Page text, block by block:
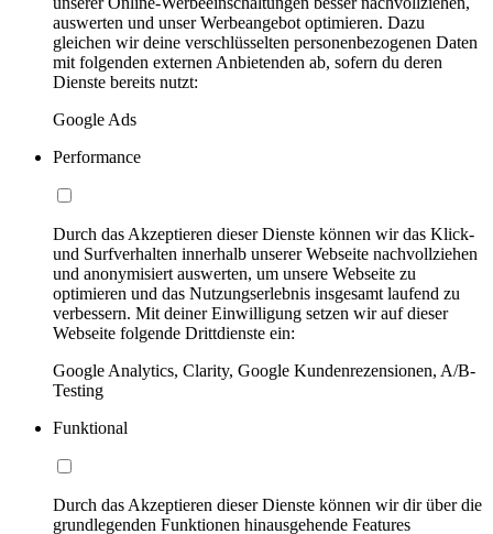
auswerten und unser Werbeangebot optimieren. Dazu
gleichen wir deine verschlüsselten personenbezogenen Daten
mit folgenden externen Anbietenden ab, sofern du deren
Dienste bereits nutzt:
Google Ads
Performance
Durch das Akzeptieren dieser Dienste können wir das Klick-
und Surfverhalten innerhalb unserer Webseite nachvollziehen
und anonymisiert auswerten, um unsere Webseite zu
optimieren und das Nutzungserlebnis insgesamt laufend zu
verbessern. Mit deiner Einwilligung setzen wir auf dieser
Webseite folgende Drittdienste ein:
Google Analytics, Clarity, Google Kundenrezensionen, A/B-
Testing
Funktional
Durch das Akzeptieren dieser Dienste können wir dir über die
grundlegenden Funktionen hinausgehende Features